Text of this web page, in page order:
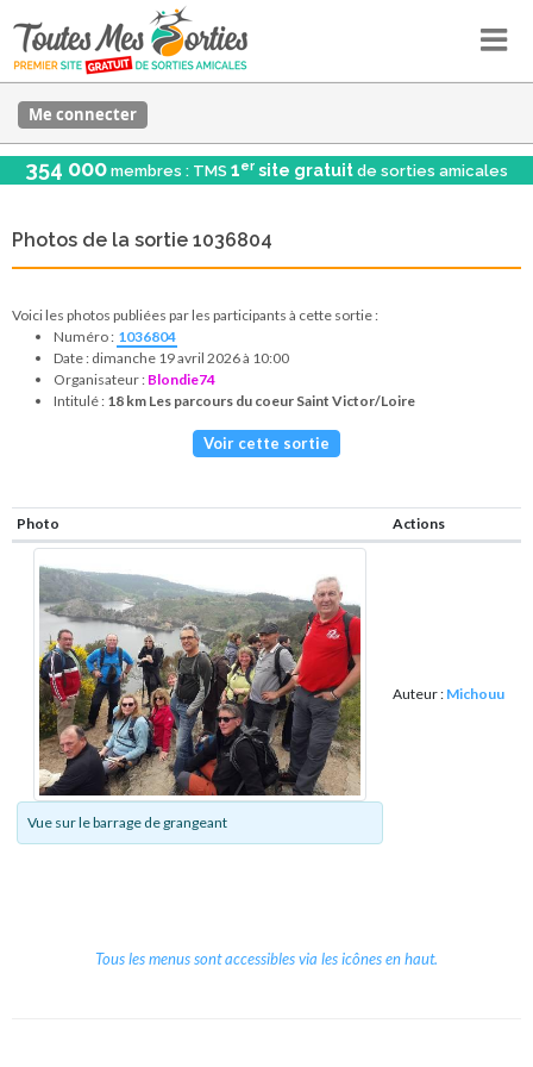
Me connecter
354 000 membres : TMS 1er site gratuit de sorties amicales
Photos de la sortie 1036804
Voici les photos publiées par les participants à cette sortie :
Numéro : 1036804
Date : dimanche 19 avril 2026 à 10:00
Organisateur : Blondie74
Intitulé : 18 km Les parcours du coeur Saint Victor/Loire
Voir cette sortie
Photo Actions
Vue sur le barrage de grangeant
Auteur : Michouu
Tous les menus sont accessibles via les icônes en haut.